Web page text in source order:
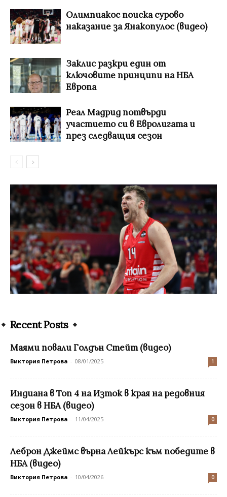
Олимпиакос поиска сурово
наказание за Янакопулос (видео)
Заклис разкри един от
ключовите принципи на НБА
Европа
Реал Мадрид потвърди
участието си в Евролигата и
през следващия сезон
Recent Posts
Маями повали Голдън Стейт (видео)
Виктория Петрова - 08/01/2025 1
Индиана в Топ 4 на Изток в края на редовния
сезон в НБА (видео)
Виктория Петрова - 11/04/2025 0
Леброн Джеймс върна Лейкърс към победите в
НБА (видео)
Виктория Петрова - 10/04/2026 0